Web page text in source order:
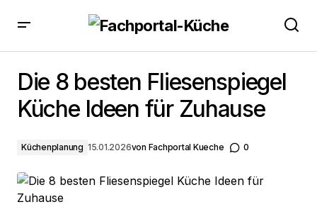
Die 8 besten Fliesenspiegel
Küche Ideen für Zuhause
Küchenplanung 15.01.2026von Fachportal Kueche 0